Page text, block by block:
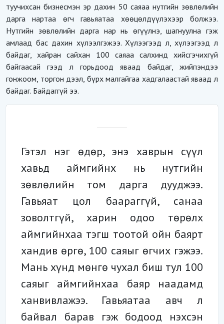
туучихсан бизнесмэн эр дахин 50 саяаа нутгийн зөвлөлийн
дарга нартаа өгч гавьяатаа хөөцөлдүүлэхээр болжээ.
Нутгийн зөвлөлийн дарга нар нь өгүүлнэ, шагнуулна гэж
амлаад бас дахин хүлээлгэжээ. Хүлээгээд л, хүлээгээд л
байдаг, хайран сайхан 100 саяаа салхинд хийсгэчихгүй
байгаасай гээд л горьдоод яваад байдаг, жийпэндээ
гонжоом, торгон дээл, бүрх малгайгаа хадгалаастай яваад л
байдаг. Байдаггүй ээ.
Гэтэл нэг өдөр, энэ хаврын сүүл
хавьд аймгийнх нь нутгийн
зөвлөлийн том дарга дууджээ.
Гавьяат цол баараггүй, санаа
зоволтгүй, харин одоо төрөлх
аймгийнхаа тэгш тоотой ойн баярт
хандив өргө, 100 саяыг өгчих гэжээ.
Мань хүнд мөнгө чухал биш тул 100
саяыг аймгийнхаа баяр наадамд
ханвивлажээ. Гавьяатаа авч л
байвал барав гэж бодоод нэхсэн